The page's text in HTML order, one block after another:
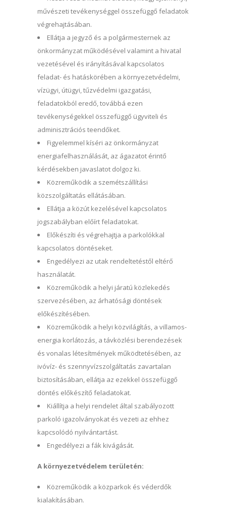
művészeti tevékenységgel összefüggő feladatok
végrehajtásában.
Ellátja a jegyző és a polgármesternek az
önkormányzat működésével valamint a hivatal
vezetésével és irányításával kapcsolatos
feladat- és hatáskörében a környezetvédelmi,
vízügyi, útügyi, tűzvédelmi igazgatási,
feladatokból eredő, továbbá ezen
tevékenységekkel összefüggő ügyviteli és
adminisztrációs teendőket.
Figyelemmel kíséri az önkormányzat
energiafelhasználását, az ágazatot érintő
kérdésekben javaslatot dolgoz ki.
Közreműködik a szemétszállítási
közszolgáltatás ellátásában.
Ellátja a közút kezelésével kapcsolatos
jogszabályban előírt feladatokat.
Előkészíti és végrehajtja a parkolókkal
kapcsolatos döntéseket.
Engedélyezi az utak rendeltetéstől eltérő
használatát.
Közreműködik a helyi járatú közlekedés
szervezésében, az árhatósági döntések
előkészítésében.
Közreműködik a helyi közvilágítás, a villamos-
energia korlátozás, a távközlési berendezések
és vonalas létesítmények működtetésében, az
ivóvíz- és szennyvízszolgáltatás zavartalan
biztosításában, ellátja az ezekkel összefüggő
döntés előkészítő feladatokat.
Kiállítja a helyi rendelet által szabályozott
parkoló igazolványokat és vezeti az ehhez
kapcsolódó nyilvántartást.
Engedélyezi a fák kivágását.
A környezetvédelem területén:
Közreműködik a közparkok és véderdők
kialakításában.